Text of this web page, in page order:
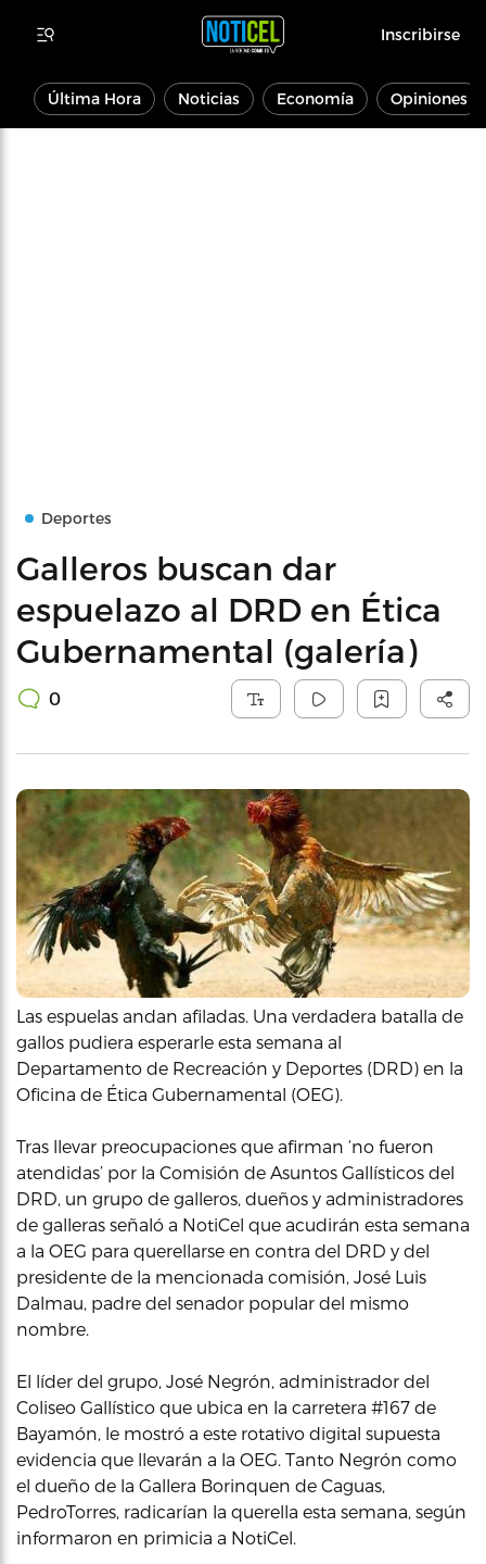
Inscribirse
Última Hora Noticias Economía Opiniones
Deportes
Galleros buscan dar
espuelazo al DRD en Ética
Gubernamental (galería)
0
Las espuelas andan afiladas. Una verdadera batalla de
gallos pudiera esperarle esta semana al
Departamento de Recreación y Deportes (DRD) en la
Oficina de Ética Gubernamental (OEG).
Tras llevar preocupaciones que afirman ‘no fueron
atendidas’ por la Comisión de Asuntos Gallísticos del
DRD, un grupo de galleros, dueños y administradores
de galleras señaló a NotiCel que acudirán esta semana
a la OEG para querellarse en contra del DRD y del
presidente de la mencionada comisión, José Luis
Dalmau, padre del senador popular del mismo
nombre.
El líder del grupo, José Negrón, administrador del
Coliseo Gallístico que ubica en la carretera #167 de
Bayamón, le mostró a este rotativo digital supuesta
evidencia que llevarán a la OEG. Tanto Negrón como
el dueño de la Gallera Borinquen de Caguas,
PedroTorres, radicarían la querella esta semana, según
informaron en primicia a NotiCel.